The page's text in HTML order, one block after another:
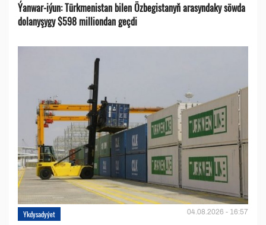
Ýanwar-iýun: Türkmenistan bilen Özbegistanyň arasyndaky söwda
dolanyşygy $598 milliondan geçdi
Ykdysadyýet 04.08.2026 - 16:57